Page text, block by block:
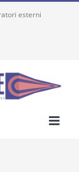
esterni